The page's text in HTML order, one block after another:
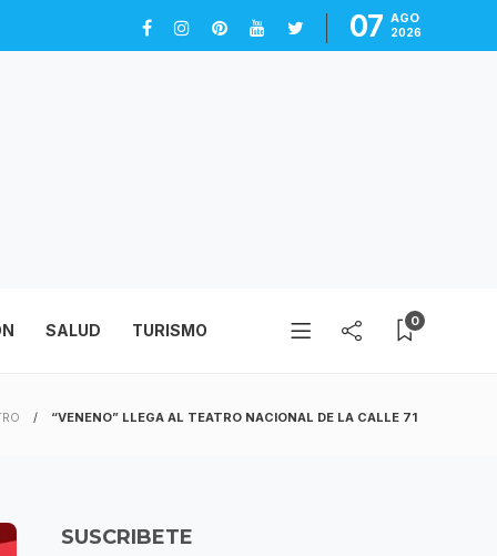
07 AGO
2026
SALUD TURISMO 0
“VENENO” LLEGA AL TEATRO NACIONAL DE LA CALLE 71
SUSCRIBETE